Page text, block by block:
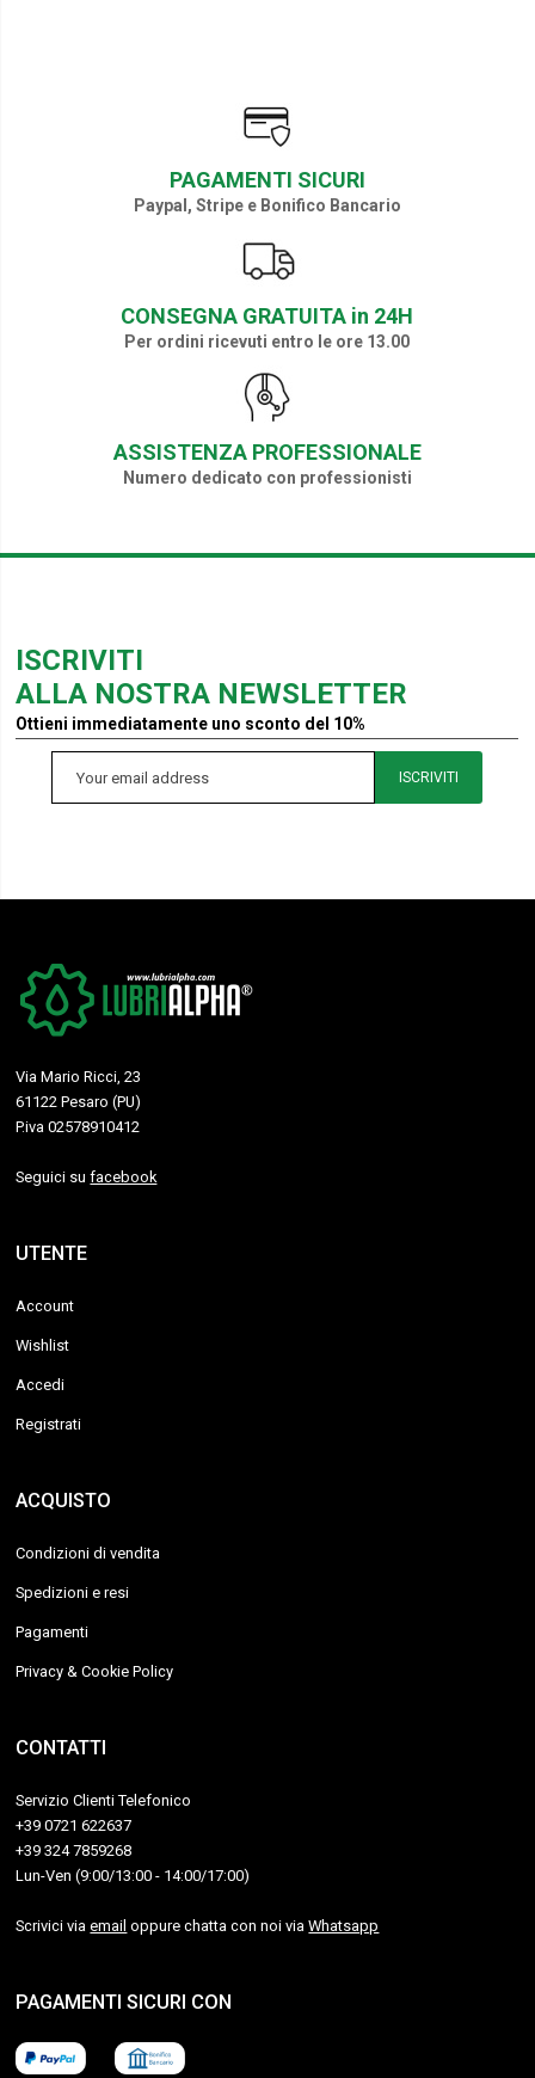
PAGAMENTI SICURI
Paypal, Stripe e Bonifico Bancario
CONSEGNA GRATUITA in 24H
Per ordini ricevuti entro le ore 13.00
ASSISTENZA PROFESSIONALE
Numero dedicato con professionisti
ISCRIVITI
ALLA NOSTRA NEWSLETTER
Ottieni immediatamente uno sconto del 10%
ISCRIVITI
Via Mario Ricci, 23
61122 Pesaro (PU)
P.iva 02578910412
Seguici sufacebook
UTENTE
Account
Wishlist
Accedi
Registrati
ACQUISTO
Condizioni di vendita
Spedizioni e resi
Pagamenti
Privacy & Cookie Policy
CONTATTI
Servizio Clienti Telefonico
+39 0721 622637
+39 324 7859268
Lun-Ven (9:00/13:00 - 14:00/17:00)
Scrivici viaemail oppure chatta con noi viaWhatsapp
PAGAMENTI SICURI CON